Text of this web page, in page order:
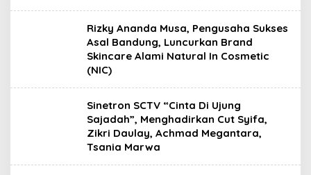
Rizky Ananda Musa, Pengusaha Sukses
Asal Bandung, Luncurkan Brand
Skincare Alami Natural In Cosmetic
(NIC)
Sinetron SCTV “Cinta Di Ujung
Sajadah”, Menghadirkan Cut Syifa,
Zikri Daulay, Achmad Megantara,
Tsania Marwa